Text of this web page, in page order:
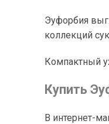
Эуфорбия
коллекций
Компактный
Купить
В интернет-